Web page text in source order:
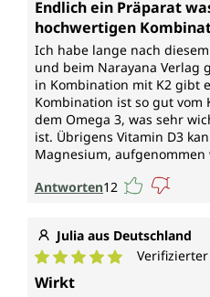
Endlich ein Präparat
hochwertigen
Ich habe lange nach
und beim Narayana Verlag
in Kombination mit K2 gibt
Kombination ist so gut
dem Omega 3, was sehr
ist. Übrigens Vitamin D3
Magnesium, aufgenommen
Antworten12
Julia aus Deutschland
Durchschnittliche
Wirkt